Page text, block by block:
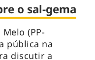
o sal-gema
(PP-
pública na
discutir a